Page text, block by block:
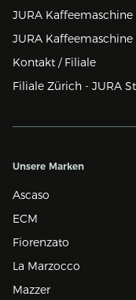
JURA Kaffeemaschine
JURA
Kontakt / Filiale
Filiale Zürich - JURA
Unsere Marken
Ascaso
ECM
Fiorenzato
La Marzocco
Mazzer